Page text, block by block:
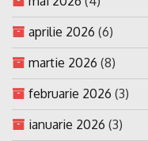
aprilie 2026 (6)
martie 2026 (8)
februarie 2026 (3)
ianuarie 2026 (3)